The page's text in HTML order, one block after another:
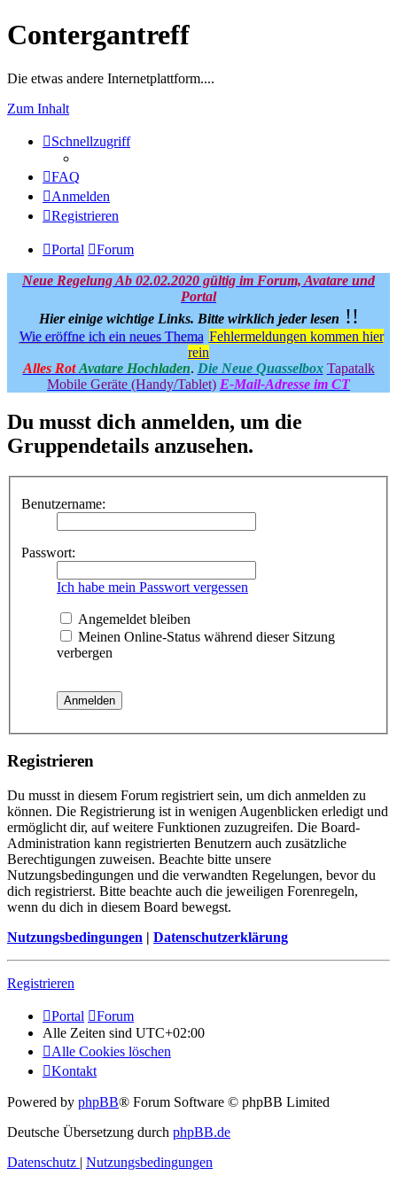
Contergantreff
Die etwas andere Internetplattform....
Zum Inhalt
Schnellzugriff
FAQ
Anmelden
Registrieren
Portal Forum
Neue Regelung Ab 02.02.2020 gültig im Forum, Avatare und
Portal
Hier einige wichtige Links. Bitte wirklich jeder lesen !!
Wie eröffne ich ein neues Thema Fehlermeldungen kommen hier
rein
Alles Rot Avatare Hochladen. Die Neue Quasselbox Tapatalk
Mobile Geräte (Handy/Tablet) E-Mail-Adresse im CT
Du musst dich anmelden, um die
Gruppendetails anzusehen.
Benutzername:
Passwort:
Ich habe mein Passwort vergessen
Angemeldet bleiben
Meinen Online-Status während dieser Sitzung
verbergen
Registrieren
Du musst in diesem Forum registriert sein, um dich anmelden zu
können. Die Registrierung ist in wenigen Augenblicken erledigt und
ermöglicht dir, auf weitere Funktionen zuzugreifen. Die Board-
Administration kann registrierten Benutzern auch zusätzliche
Berechtigungen zuweisen. Beachte bitte unsere
Nutzungsbedingungen und die verwandten Regelungen, bevor du
dich registrierst. Bitte beachte auch die jeweiligen Forenregeln,
wenn du dich in diesem Board bewegst.
Nutzungsbedingungen | Datenschutzerklärung
Registrieren
Portal
Forum
Alle Zeiten sind UTC+02:00
Alle Cookies löschen
Kontakt
Powered by phpBB® Forum Software © phpBB Limited
Deutsche Übersetzung durch phpBB.de
Datenschutz | Nutzungsbedingungen